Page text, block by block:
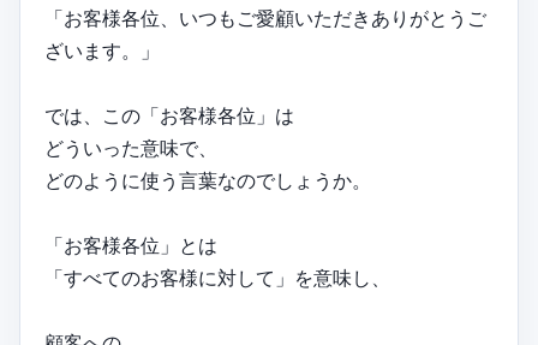
「お客様各位、いつもご愛顧いただきありがとうご
ざいます。」
では、この「お客様各位」は
どういった意味で、
どのように使う言葉なのでしょうか。
「お客様各位」とは
「すべてのお客様に対して」を意味し、